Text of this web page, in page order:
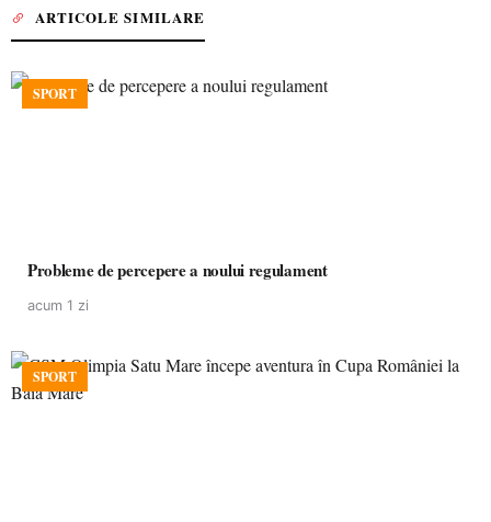
ARTICOLE SIMILARE
SPORT
Probleme de percepere a noului regulament
acum 1 zi
SPORT